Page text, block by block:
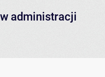
administracji